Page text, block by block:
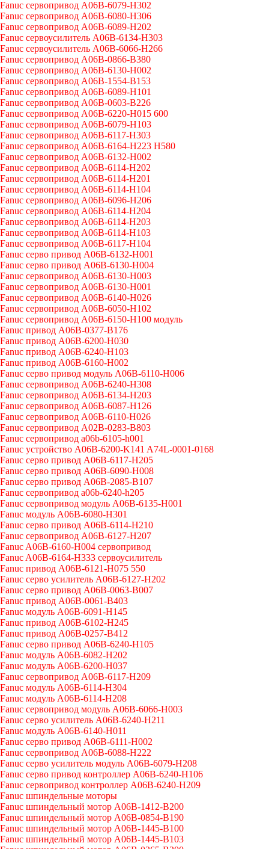
Fanuc сервопривод A06B-6079-H302
Fanuc сервопривод A06B-6080-H306
Fanuc сервопривод A06B-6089-H202
Fanuc сервоусилитель A06B-6134-H303
Fanuc сервоусилитель A06B-6066-H266
Fanuc сервопривод A06B-0866-B380
Fanuc сервопривод A06B-6130-H002
Fanuc сервопривод A06B-1554-B153
Fanuc сервопривод A06B-6089-H101
Fanuc сервопривод A06B-0603-B226
Fanuc сервопривод A06B-6220-H015 600
Fanuc сервопривод A06B-6079-H103
Fanuc сервопривод A06B-6117-H303
Fanuc сервопривод A06B-6164-H223 H580
Fanuc сервопривод A06B-6132-H002
Fanuc сервопривод A06B-6114-H202
Fanuc сервопривод A06B-6114-H201
Fanuc сервопривод A06B-6114-H104
Fanuc сервопривод A06B-6096-H206
Fanuc сервопривод A06B-6114-H204
Fanuc сервопривод A06B-6114-H203
Fanuc сервопривод A06B-6114-H103
Fanuc сервопривод A06B-6117-H104
Fanuc серво привод A06B-6132-H001
Fanuc серво привод A06B-6130-H004
Fanuc сервопривод A06B-6130-H003
Fanuc сервопривод A06B-6130-H001
Fanuc сервопривод A06B-6140-H026
Fanuc сервопривод A06B-6050-H102
Fanuc сервопривод A06B-6150-H100 модуль
Fanuc привод A06B-0377-B176
Fanuc привод A06B-6200-H030
Fanuc привод A06B-6240-H103
Fanuc привод A06B-6160-H002
Fanuc серво привод модуль A06B-6110-H006
Fanuc сервопривод A06B-6240-H308
Fanuc сервопривод A06B-6134-H203
Fanuc сервопривод A06B-6087-H126
Fanuc сервопривод A06B-6110-H026
Fanuc сервопривод A02B-0283-B803
Fanuc сервопривод a06b-6105-h001
Fanuc устройство A06B-6200-K141 A74L-0001-0168
Fanuc серво привод A06B-6117-H205
Fanuc серво привод A06B-6090-H008
Fanuc серво привод A06B-2085-B107
Fanuc сервопривод a06b-6240-h205
Fanuc сервопривод модуль A06B-6135-H001
Fanuc модуль A06B-6080-H301
Fanuc серво привод A06B-6114-H210
Fanuc сервопривод A06B-6127-H207
Fanuc A06B-6160-H004 сервопривод
Fanuc A06B-6164-H333 сервоусилитель
Fanuc привод A06B-6121-H075 550
Fanuc серво усилитель A06B-6127-H202
Fanuc серво привод A06B-0063-B007
Fanuc привод A06B-0061-B403
Fanuc модуль A06B-6091-H145
Fanuc привод A06B-6102-H245
Fanuc привод A06B-0257-B412
Fanuc серво привод A06B-6240-H105
Fanuc модуль A06B-6082-H202
Fanuc модуль A06B-6200-H037
Fanuc сервопривод A06B-6117-H209
Fanuc модуль A06B-6114-H304
Fanuc модуль A06B-6114-H208
Fanuc сервопривод модуль A06B-6066-H003
Fanuc серво усилитель A06B-6240-H211
Fanuc модуль A06B-6140-H011
Fanuc серво привод A06B-6111-H002
Fanuc сервопривод A06B-6088-H222
Fanuc серво усилитель модуль A06B-6079-H208
Fanuc серво привод контроллер A06B-6240-H106
Fanuc сервопривод контроллер A06B-6240-H209
Fanuc шпиндельные моторы
Fanuc шпиндельный мотор A06B-1412-B200
Fanuc шпиндельный мотор A06B-0854-B190
Fanuc шпиндельный мотор A06B-1445-B100
Fanuc шпиндельный мотор A06B-1445-B103